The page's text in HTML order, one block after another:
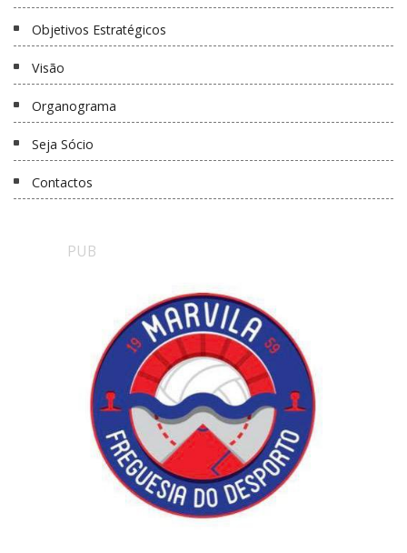
Objetivos Estratégicos
Visão
Organograma
Seja Sócio
Contactos
PUB